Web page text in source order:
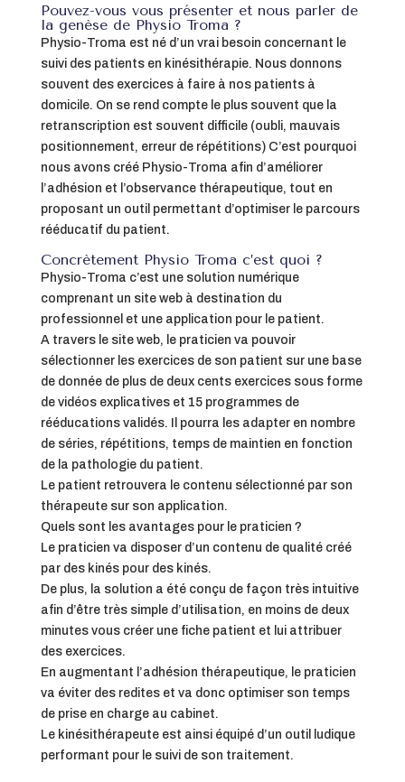
Pouvez-vous vous présenter et nous parler de
la genèse de Physio Troma ?
Physio-Troma est né d’un vrai besoin concernant le
suivi des patients en kinésithérapie. Nous donnons
souvent des exercices à faire à nos patients à
domicile. On se rend compte le plus souvent que la
retranscription est souvent difficile (oubli, mauvais
positionnement, erreur de répétitions) C’est pourquoi
nous avons créé Physio-Troma afin d’améliorer
l’adhésion et l’observance thérapeutique, tout en
proposant un outil permettant d’optimiser le parcours
rééducatif du patient.
Concrètement Physio Troma c’est quoi ?
Physio-Troma c’est une solution numérique
comprenant un site web à destination du
professionnel et une application pour le patient.
A travers le site web, le praticien va pouvoir
sélectionner les exercices de son patient sur une base
de donnée de plus de deux cents exercices sous forme
de vidéos explicatives et 15 programmes de
rééducations validés. Il pourra les adapter en nombre
de séries, répétitions, temps de maintien en fonction
de la pathologie du patient.
Le patient retrouvera le contenu sélectionné par son
thérapeute sur son application.
Quels sont les avantages pour le praticien ?
Le praticien va disposer d’un contenu de qualité créé
par des kinés pour des kinés.
De plus, la solution a été conçu de façon très intuitive
afin d’être très simple d’utilisation, en moins de deux
minutes vous créer une fiche patient et lui attribuer
des exercices.
En augmentant l’adhésion thérapeutique, le praticien
va éviter des redites et va donc optimiser son temps
de prise en charge au cabinet.
Le kinésithérapeute est ainsi équipé d’un outil ludique
performant pour le suivi de son traitement.